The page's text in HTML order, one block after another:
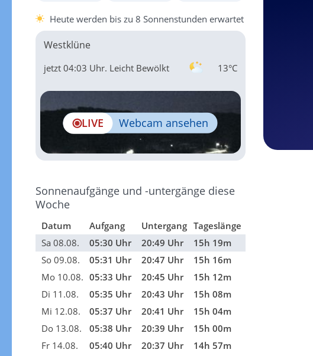
Heute werden bis zu 8 Sonnenstunden erwartet
Westklüne
13°C
jetzt 04:03 Uhr. Leicht Bewölkt
LIVE Webcam ansehen
Sonnenaufgänge und -untergänge diese
Woche
Datum Aufgang Untergang Tageslänge
Sa 08.08.
05:30 Uhr 20:49 Uhr
15h 19m
So 09.08.
05:31 Uhr 20:47 Uhr
15h 16m
Mo 10.08. 05:33 Uhr 20:45 Uhr
15h 12m
Di 11.08.
05:35 Uhr 20:43 Uhr
15h 08m
Mi 12.08.
05:37 Uhr 20:41 Uhr
15h 04m
Do 13.08.
05:38 Uhr 20:39 Uhr
15h 00m
Fr 14.08.
05:40 Uhr 20:37 Uhr
14h 57m